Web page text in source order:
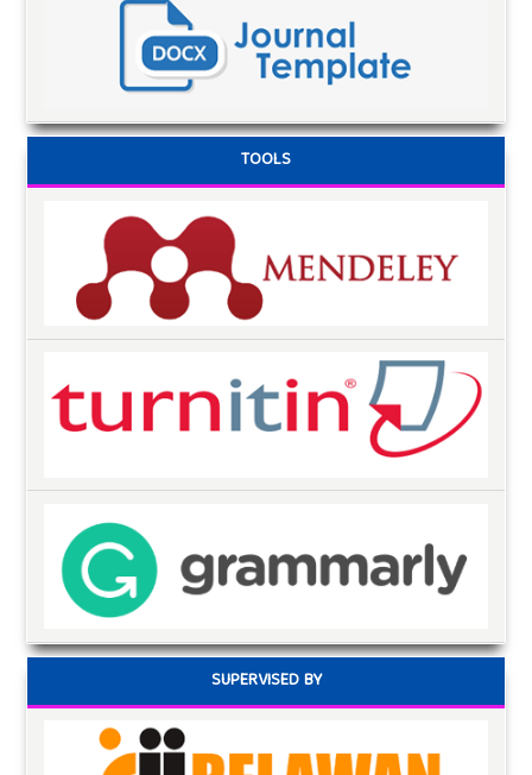
TOOLS
SUPERVISED BY